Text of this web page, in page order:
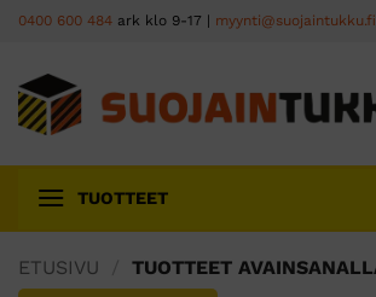
Skip
content
0400 600 484 ark klo 9-17 | myynti@suojaintukku.fi
TUOTTEET
ETUSIVU
TUOTTEET